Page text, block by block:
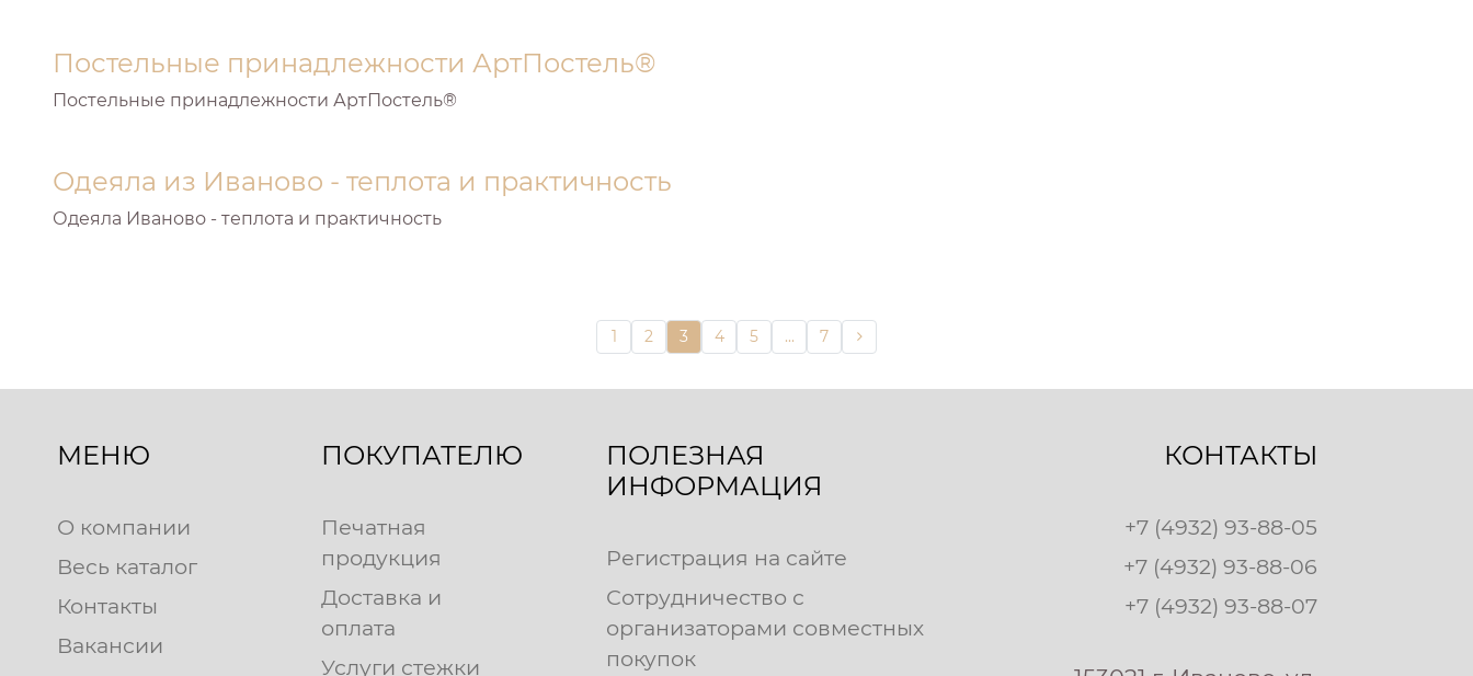
Постельные принадлежности АртПостель®
Постельные принадлежности АртПостель®
Одеяла из Иваново - теплота и практичность
Одеяла Иваново - теплота и практичность
1 2 3 4 5 ... 7
МЕНЮ
О компании
Весь каталог
Контакты
Вакансии
ПОКУПАТЕЛЮ
Печатная
продукция
Доставка и
оплата
Услуги стежки
ПОЛЕЗНАЯ
ИНФОРМАЦИЯ
Регистрация на сайте
Сотрудничество с
организаторами совместных
покупок
КОНТАКТЫ
+7 (4932) 93-88-05
+7 (4932) 93-88-06
+7 (4932) 93-88-07